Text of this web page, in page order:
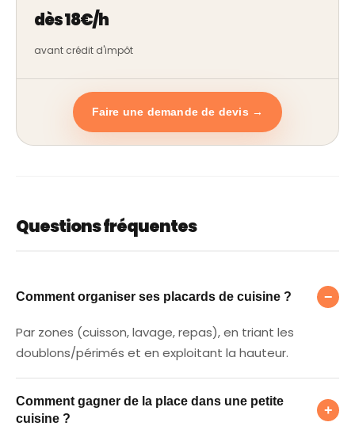
dès 18€/h
avant crédit d'impôt
Faire une demande de devis →
Questions fréquentes
Comment organiser ses placards de
Comment organiser ses placards de cuisine ? −
Par zones (cuisson, lavage, repas), en triant les
doublons/périmés et en exploitant la hauteur.
Comment gagner de la place dans une petite
cuisine ?
+